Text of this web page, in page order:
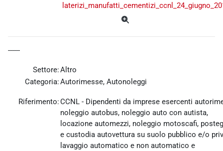
------
Settore:Altro
Categoria:Autorimesse, Autonoleggi
Riferimento:CCNL - Dipendenti da imprese esercenti
noleggio autobus, noleggio auto con autista,
locazione automezzi, noleggio motoscafi,
e custodia autovettura su suolo pubblico e/o
lavaggio automatico e non automatico e